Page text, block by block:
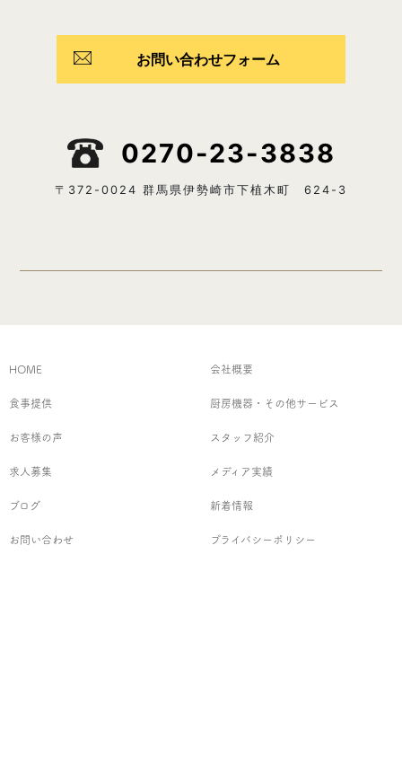
お問い合わせフォーム
0270-23-3838
〒372-0024 群馬県伊勢崎市下植木町 624-3
HOME 会社概要
食事提供 厨房機器・その他サービス
お客様の声 スタッフ紹介
求人募集 メディア実績
ブログ 新着情報
お問い合わせ プライバシーポリシー